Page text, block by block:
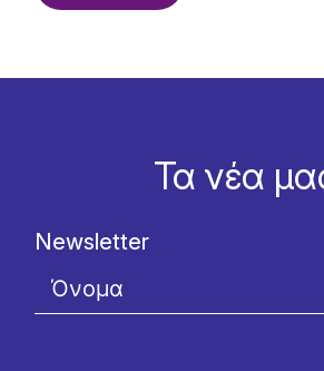
Τα νέα
Newsletter